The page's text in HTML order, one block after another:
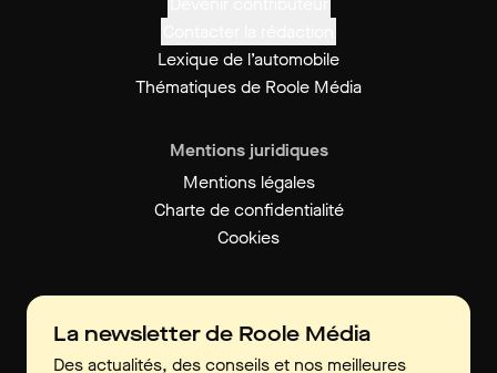
Lexique de l’automobile
Thématiques de Roole Média
Mentions juridiques
Mentions légales
Charte de confidentialité
Cookies
La newsletter de Roole Média
Des actualités, des conseils et nos meilleures